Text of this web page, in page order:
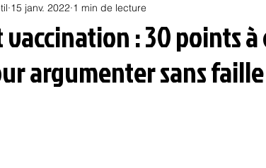
Habitat Hors piste
Politique Psychologie Résilience
vaccination : 30 points
argumenter sans faille
15 janv. 2022 1 min de lecture